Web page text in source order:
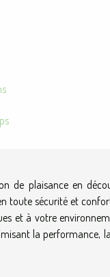
de plaisance en
toute sécurité et
et à votre
la performance,